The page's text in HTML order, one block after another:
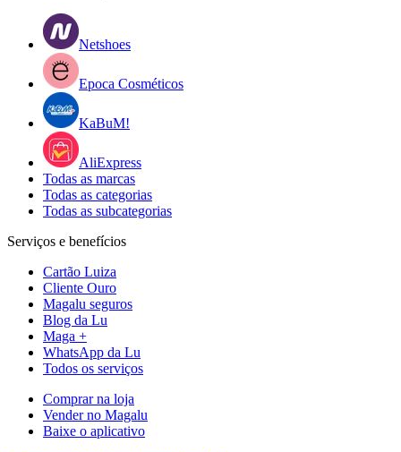
Netshoes
Epoca Cosméticos
KaBuM!
AliExpress
Todas as marcas
Todas as categorias
Todas as subcategorias
Serviços e benefícios
Cartão Luiza
Cliente Ouro
Magalu seguros
Blog da Lu
Maga +
WhatsApp da Lu
Todos os serviços
Comprar na loja
Vender no Magalu
Baixe o aplicativo